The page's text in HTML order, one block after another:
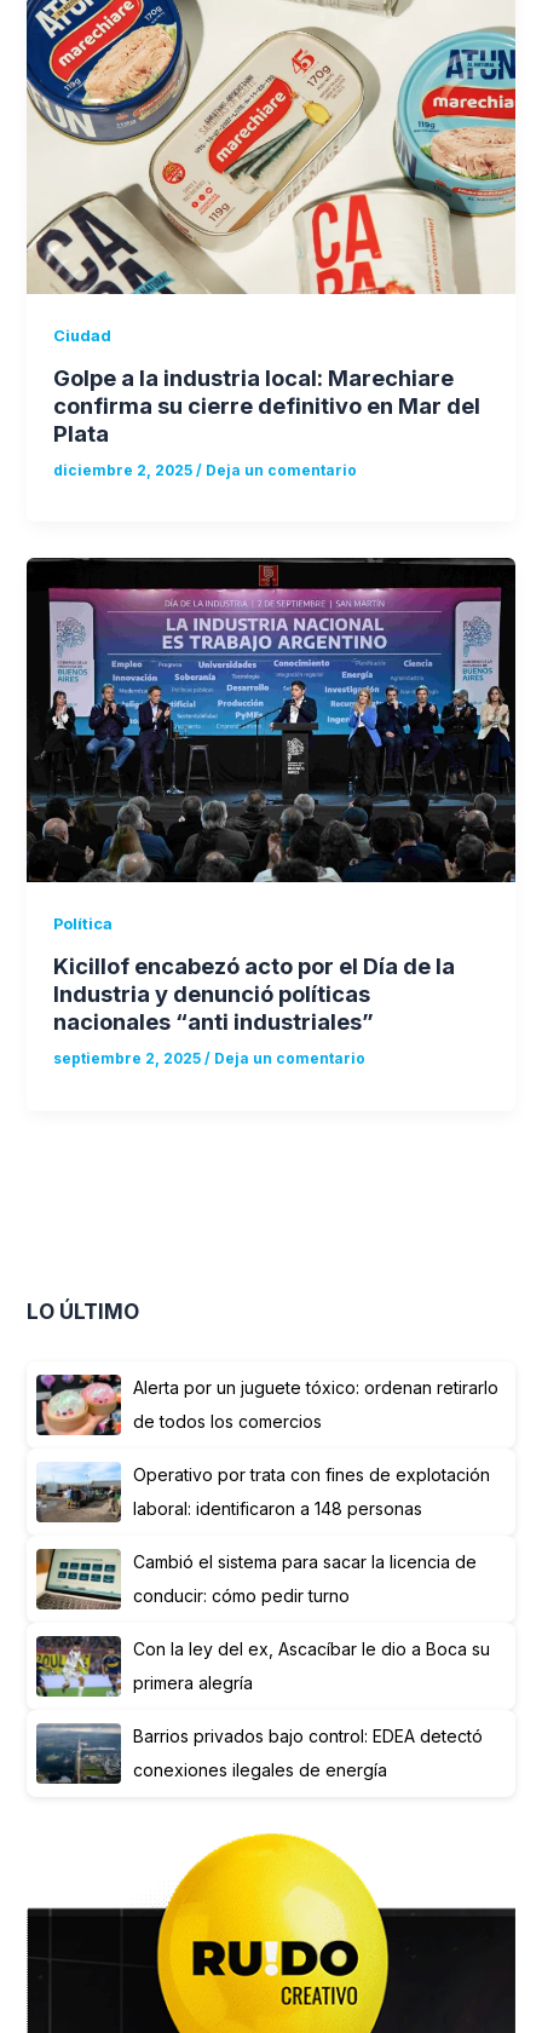
Ciudad
Golpe a la industria local: Marechiare
confirma su cierre definitivo en Mar del
Plata
diciembre 2, 2025/ Deja un comentario
Política
Kicillof encabezó acto por el Día de la
Industria y denunció políticas
nacionales “anti industriales”
septiembre 2, 2025/ Deja un comentario
LO ÚLTIMO
Alerta por un juguete tóxico: ordenan retirarlo
de todos los comercios
Operativo por trata con fines de explotación
laboral: identificaron a 148 personas
Cambió el sistema para sacar la licencia de
conducir: cómo pedir turno
Con la ley del ex, Ascacíbar le dio a Boca su
primera alegría
Barrios privados bajo control: EDEA detectó
conexiones ilegales de energía